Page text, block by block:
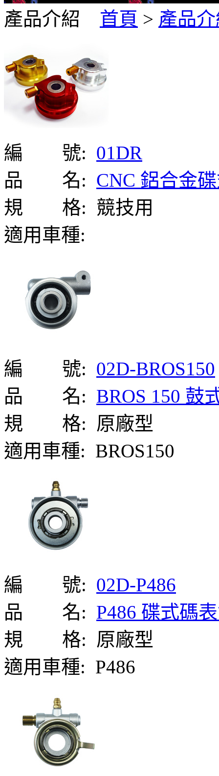
產品介紹 首頁 > 產品
編 號: 01DR
品 名: CNC 鋁合金
規 格: 競技用
適用車種:
編 號: 02D-BROS150
品 名: BROS 150 鼓
規 格: 原廠型
適用車種: BROS150
編 號: 02D-P486
品 名: P486 碟式碼
規 格: 原廠型
適用車種: P486